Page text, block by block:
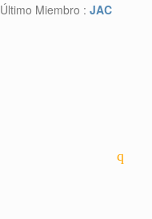
Último Miembro : JAC